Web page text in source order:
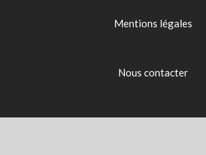
Mentions légales
Nous contacter